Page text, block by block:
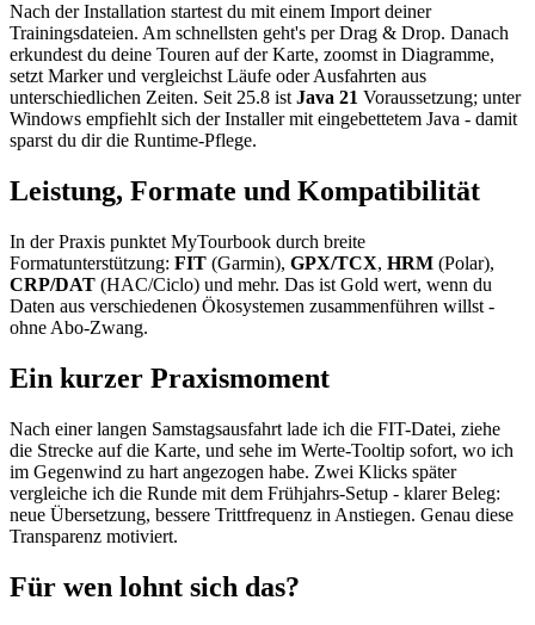
Nach der Installation startest du mit einem Import deiner
Trainingsdateien. Am schnellsten geht's per Drag & Drop. Danach
erkundest du deine Touren auf der Karte, zoomst in Diagramme,
setzt Marker und vergleichst Läufe oder Ausfahrten aus
unterschiedlichen Zeiten. Seit 25.8 ist Java 21 Voraussetzung; unter
Windows empfiehlt sich der Installer mit eingebettetem Java - damit
sparst du dir die Runtime-Pflege.
Leistung, Formate und Kompatibilität
In der Praxis punktet MyTourbook durch breite
Formatunterstützung: FIT (Garmin), GPX/TCX, HRM (Polar),
CRP/DAT (HAC/Ciclo) und mehr. Das ist Gold wert, wenn du
Daten aus verschiedenen Ökosystemen zusammenführen willst -
ohne Abo-Zwang.
Ein kurzer Praxismoment
Nach einer langen Samstagsausfahrt lade ich die FIT-Datei, ziehe
die Strecke auf die Karte, und sehe im Werte-Tooltip sofort, wo ich
im Gegenwind zu hart angezogen habe. Zwei Klicks später
vergleiche ich die Runde mit dem Frühjahrs-Setup - klarer Beleg:
neue Übersetzung, bessere Trittfrequenz in Anstiegen. Genau diese
Transparenz motiviert.
Für wen lohnt sich das?